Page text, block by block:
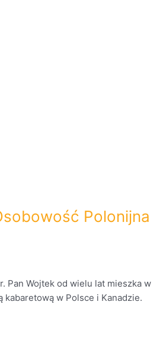
Polonijna
Pan Wojtek od wielu lat mieszka w
kabaretową w Polsce i Kanadzie.